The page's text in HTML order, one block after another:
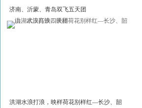
济南、沂蒙、青岛双飞五天团
洪湖水浪打浪，映样荷花别样红—长沙、韶